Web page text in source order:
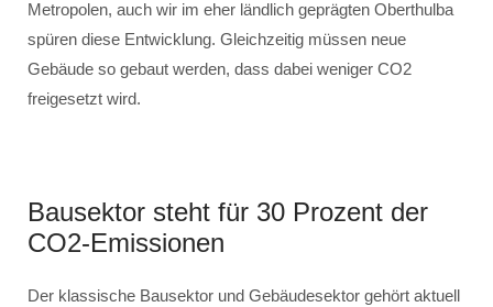
Metropolen, auch wir im eher ländlich geprägten Oberthulba
spüren diese Entwicklung. Gleichzeitig müssen neue
Gebäude so gebaut werden, dass dabei weniger CO2
freigesetzt wird.
Bausektor steht für 30 Prozent der
CO2-Emissionen
Der klassische Bausektor und Gebäudesektor gehört aktuell